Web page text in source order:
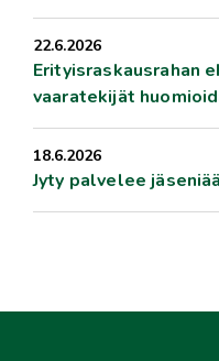
22.6.2026
Erityisraskausrahan
vaaratekijät
18.6.2026
Jyty palvelee